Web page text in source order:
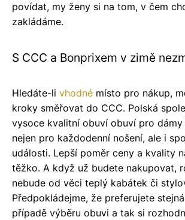
povídat, my ženy si na tom, v čem
zakládáme.
S CCC a Bonprixem v zimě
Hledáte-li vhodné místo pro nákup,
kroky směřovat do CCC. Polská
vysoce kvalitní obuví obuví pro
nejen pro každodenní nošení, ale i
události. Lepší poměr ceny a kvality
těžko. A když už budete nakupovat,
nebude od věci teplý kabátek či
Předpokládejme, že preferujete
případě výběru obuvi a tak si